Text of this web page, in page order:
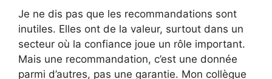
Je ne dis pas que les recommandations sont
inutiles. Elles ont de la valeur, surtout dans un
secteur où la confiance joue un rôle important.
Mais une recommandation, c’est une donnée
parmi d’autres, pas une garantie. Mon collègue